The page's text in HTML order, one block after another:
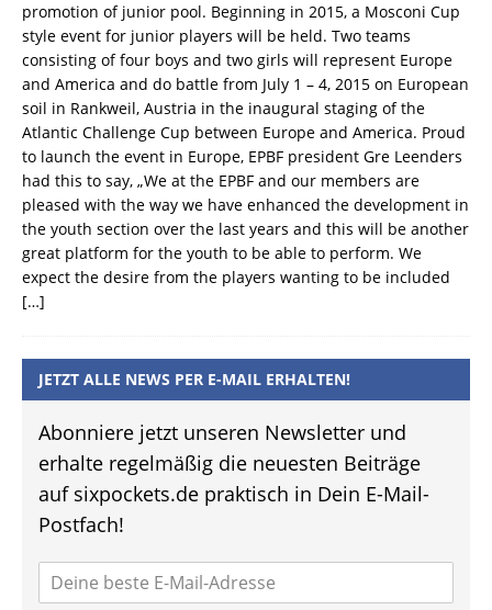
promotion of junior pool. Beginning in 2015, a Mosconi Cup
style event for junior players will be held. Two teams
consisting of four boys and two girls will represent Europe
and America and do battle from July 1 – 4, 2015 on European
soil in Rankweil, Austria in the inaugural staging of the
Atlantic Challenge Cup between Europe and America. Proud
to launch the event in Europe, EPBF president Gre Leenders
had this to say, „We at the EPBF and our members are
pleased with the way we have enhanced the development in
the youth section over the last years and this will be another
great platform for the youth to be able to perform. We
expect the desire from the players wanting to be included
[…]
JETZT ALLE NEWS PER E-MAIL ERHALTEN!
Abonniere jetzt unseren Newsletter und
erhalte regelmäßig die neuesten Beiträge
auf sixpockets.de praktisch in Dein E-Mail-
Postfach!